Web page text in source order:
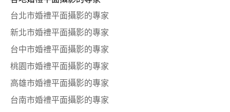
台北市婚禮平面攝影的專家
新北市婚禮平面攝影的專家
台中市婚禮平面攝影的專家
桃園市婚禮平面攝影的專家
高雄市婚禮平面攝影的專家
台南市婚禮平面攝影的專家